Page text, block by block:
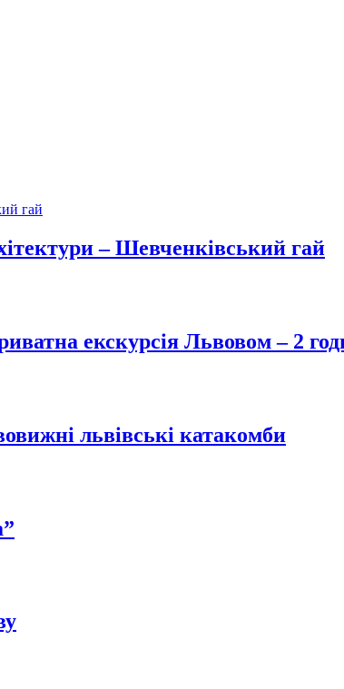
– Шевченківський гай
екскурсія Львовом – 2
львівські катакомби